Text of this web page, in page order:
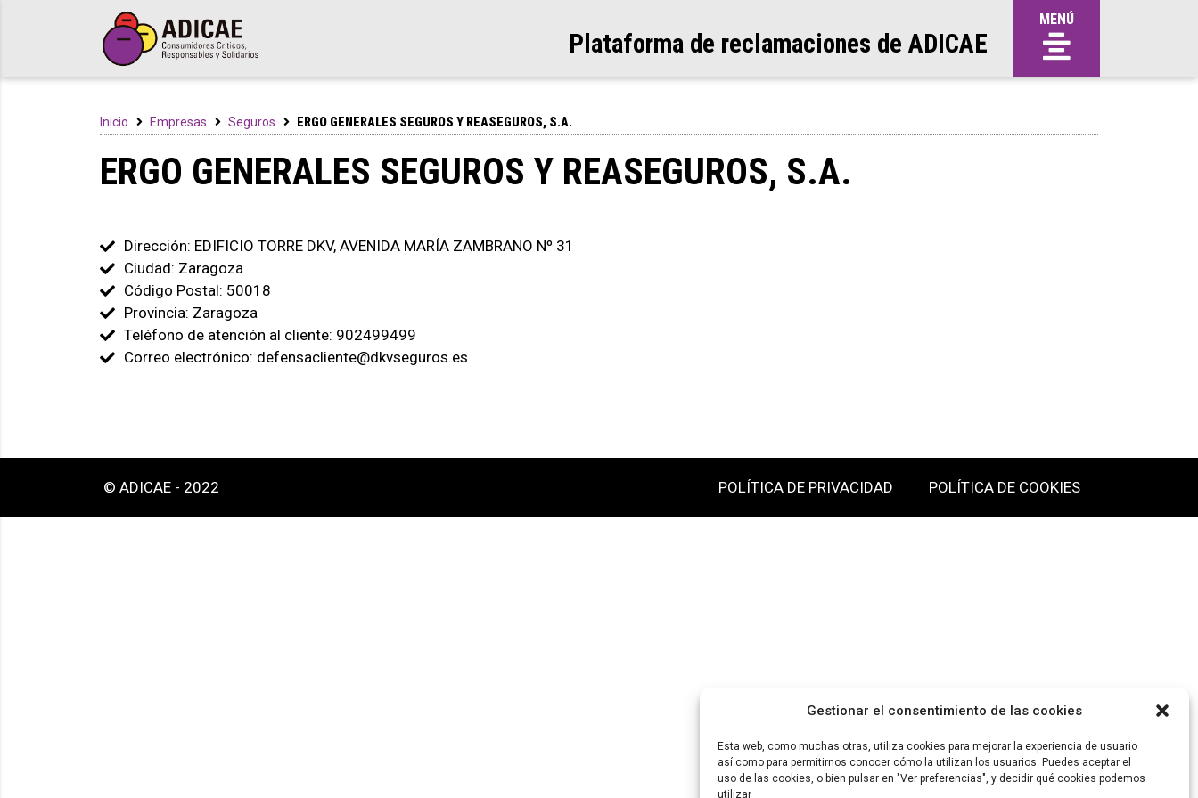
Gestionar el consentimiento de las cookies
Esta web, como muchas otras, utiliza cookies para mejorar la experiencia de usuario
así como para permitirnos conocer cómo la utilizan los usuarios. Puedes aceptar el
uso de las cookies, o bien pulsar en "Ver preferencias", y decidir qué cookies podemos
utilizar
Plataforma de reclamaciones de ADICAE
MENÚ
Inicio Empresas Seguros ERGO GENERALES SEGUROS Y REASEGUROS, S.A.
ERGO GENERALES SEGUROS Y REASEGUROS, S.A.
Dirección: EDIFICIO TORRE DKV, AVENIDA MARÍA ZAMBRANO Nº 31
Ciudad: Zaragoza
Código Postal: 50018
Provincia: Zaragoza
Teléfono de atención al cliente: 902499499
Correo electrónico: defensacliente@dkvseguros.es
© ADICAE - 2022 POLÍTICA DE PRIVACIDAD POLÍTICA DE COOKIES